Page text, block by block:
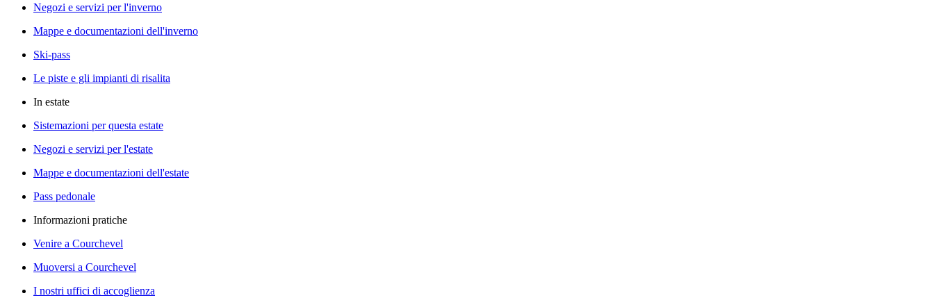
Negozi e servizi per l'inverno
Mappe e documentazioni dell'inverno
Ski-pass
Le piste e gli impianti di risalita
In estate
Sistemazioni per questa estate
Negozi e servizi per l'estate
Mappe e documentazioni dell'estate
Pass pedonale
Informazioni pratiche
Venire a Courchevel
Muoversi a Courchevel
I nostri uffici di accoglienza